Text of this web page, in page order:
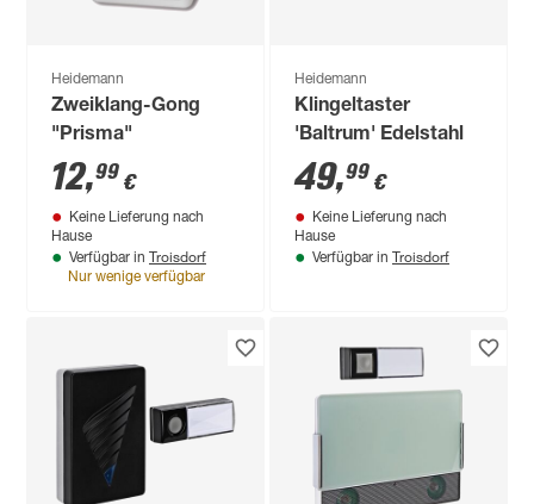
Heidemann
Zweiklang-Gong
"Prisma"
12,99 €
Keine Lieferung nach
Hause
Verfügbar in Troisdorf
Nur wenige verfügbar
Heidemann
Klingeltaster
'Baltrum' Edelstahl
49,99 €
Keine Lieferung nach
Hause
Verfügbar in Troisdorf